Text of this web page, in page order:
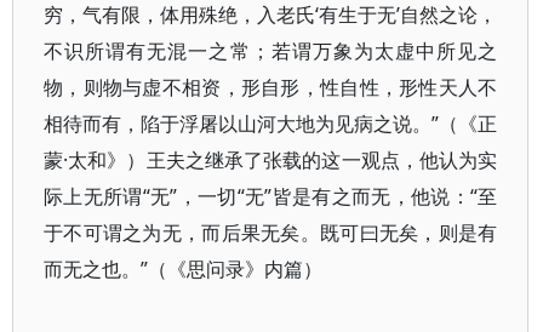
穷，气有限，体用殊绝，入老氏‘有生于无’自然之论，
不识所谓有无混一之常；若谓万象为太虚中所见之
物，则物与虚不相资，形自形，性自性，形性天人不
相待而有，陷于浮屠以山河大地为见病之说。”（《正
蒙·太和》）王夫之继承了张载的这一观点，他认为实
际上无所谓“无”，一切“无”皆是有之而无，他说：“至
于不可谓之为无，而后果无矣。既可曰无矣，则是有
而无之也。”（《思问录》内篇）